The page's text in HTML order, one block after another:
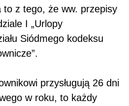
to z tego, że ww. przepisy
I „Urlopy
Siódmego kodeksu
przysługują 26 dni
w roku, to każdy